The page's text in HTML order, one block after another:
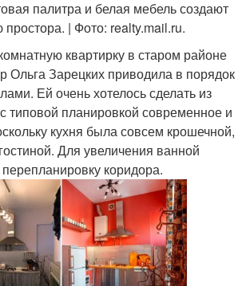
палитра и белая мебель создают
| Фото: realty.mail.ru.
квартирку в старом районе
Ольга Зарецких приводила в порядок
Ей очень хотелось сделать из
типовой планировкой современное и
кухня была совсем крошечной,
Для увеличения ванной
коридора.